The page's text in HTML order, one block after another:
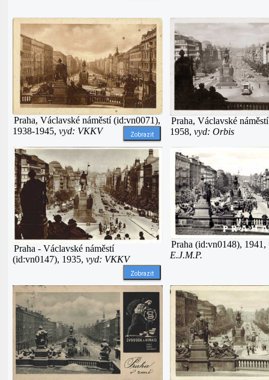
Praha, Václavské náměstí (id:vn0071),
1938-1945, vyd: VKKV Zobrazit
Praha, Václavské
1958, vyd: Orbis
Praha - Václavské náměstí
(id:vn0147), 1935, vyd: VKKV
Zobrazit
Praha (id:vn0148), 1941,
E.J.M.P.